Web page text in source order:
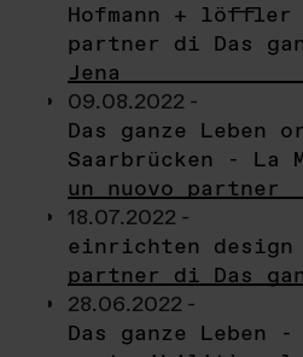
Hofmann +
partner di Das
Jena
09.08.2022 -
Das ganze Leben
Saarbrücken - La
un nuovo partner
18.07.2022 -
einrichten
partner di Das
28.06.2022 -
Das ganze Leben -